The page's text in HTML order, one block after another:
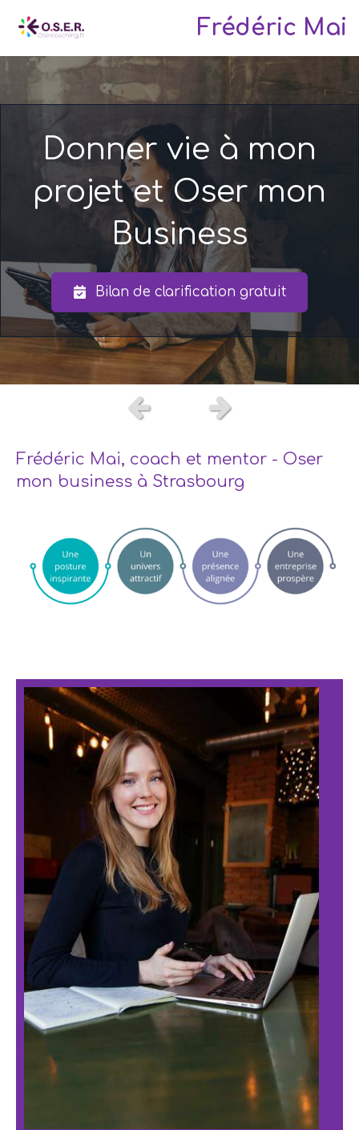
Frédéric Mai
Donner vie à mon
projet et Oser mon
Business
Bilan de clarification gratuit
Slide précédentSlide suivant
Frédéric Mai, coach et mentor - Oser
mon business à Strasbourg